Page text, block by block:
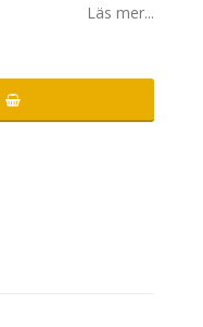
Läs mer...